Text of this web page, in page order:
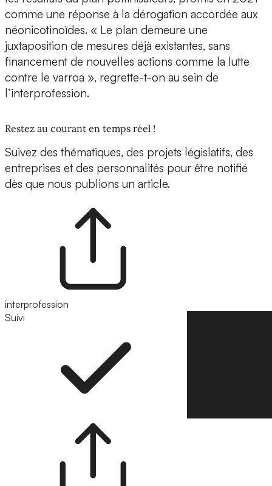
comme une réponse à la dérogation accordée aux
néonicotinoïdes. « Le plan demeure une
juxtaposition de mesures déjà existantes, sans
financement de nouvelles actions comme la lutte
contre le varroa », regrette-t-on au sein de
l’interprofession.
Restez au courant en temps réel !
Suivez des thématiques, des projets législatifs, des
entreprises et des personnalités pour être notifié
dès que nous publions un article.
interprofession
Suivi